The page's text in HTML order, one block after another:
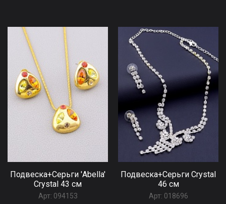
Подвеска+Серьги 'Abella'
Сrystal 43 см
Арт: 094153
Подвеска+Серьги Сrystal
46 см
Арт: 018696